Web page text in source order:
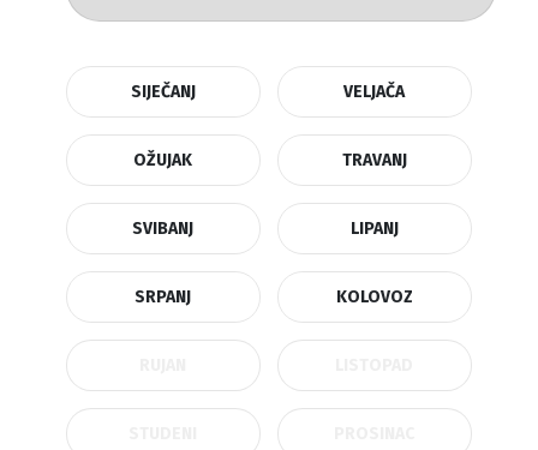
SIJEČANJ VELJAČA
OŽUJAK TRAVANJ
SVIBANJ LIPANJ
SRPANJ KOLOVOZ